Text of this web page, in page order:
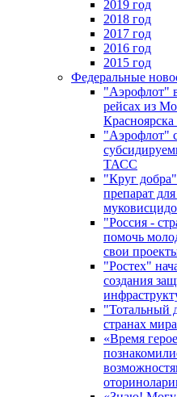
2019 год
2018 год
2017 год
2016 год
2015 год
Федеральные
"Аэрофлот"
рейсах из
"Аэрофлот"
ТАСС
"Круг
препарат
"Россия -
помочь
свои
"Ростех"
создания
"Тотальный
странах мира
«Время